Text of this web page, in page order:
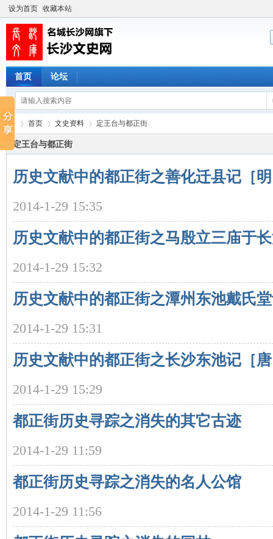
设为首页 收藏本站
首页 论坛
文
›
首页
›
文史资料
›
定王台与都正街
定王台与都正街
历史文献中的都正街之善化迁县记［
2014-1-29 15:35
历史文献中的都正街之马殷立三庙于
2014-1-29 15:32
历史文献中的都正街之潭州东池戴氏
2014-1-29 15:31
历史文献中的都正街之长沙东池记［
2014-1-29 15:29
都正街历史寻踪之消失的其它古迹
2014-1-29 11:59
都正街历史寻踪之消失的名人公馆
2014-1-29 11:56